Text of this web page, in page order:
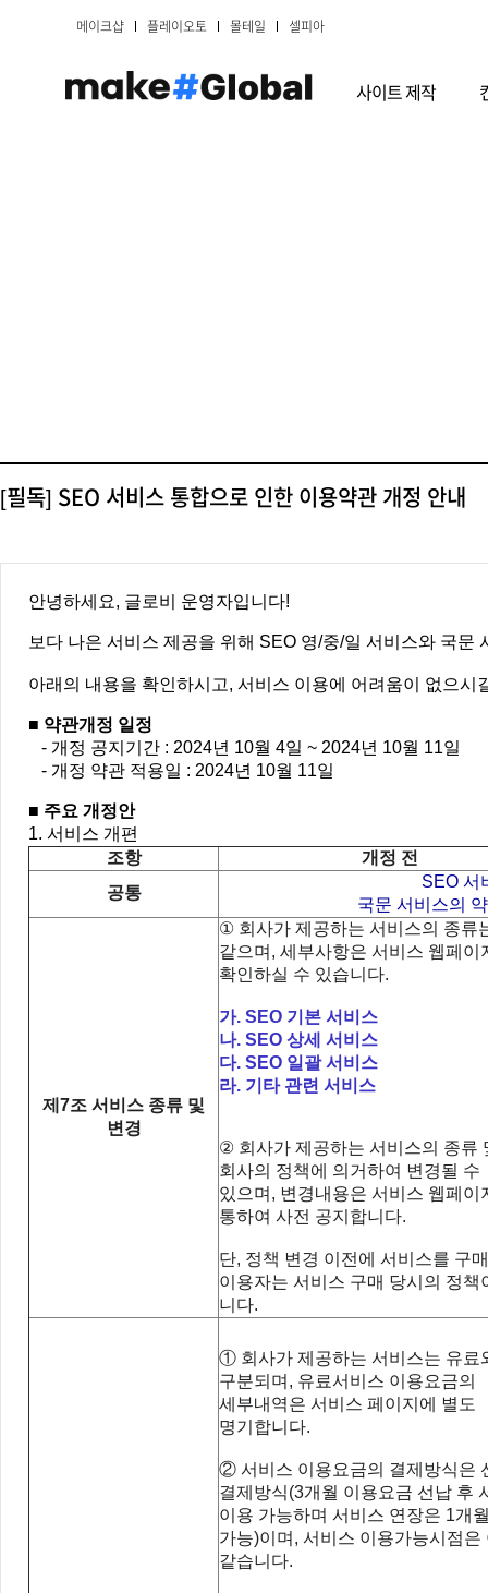
메이크샵 플레이오토 몰테일 셀피아
사이트 제작
[필독] SEO 서비스 통합으로 인한 이용약관 개정 안내
안녕하세요, 글로비 운영자입니다!
보다 나은 서비스 제공을 위해 SEO 영/중/일 서비스와 국
아래의 내용을 확인하시고, 서비스 이용에 어려움이 없으시
■ 약관개정 일정
- 개정 공지기간 : 2024년 10월 4일 ~ 2024년 10월 11일
- 개정 약관 적용일 : 2024년 10월 11일
■ 주요 개정안
1. 서비스 개편
조항
개정 전
공통
SEO 서
국문 서비스의
제7조 서비스 종류 및
변경
① 회사가 제공하는 서비스의 종류
같으며 , 세부사항은 서비스 웹페이
확인하실 수 있습니다.
가. SEO 기본 서비스
나. SEO 상세 서비스
다. SEO 일괄서비스
라. 기타 관련 서비스
② 회사가 제공하는 서비스의 종류
회사의 정책에 의거하여 변경될 수
있으며 , 변경내용은 서비스 웹페이
통하여 사전 공지합니다.
단, 정책 변경 이전에 서비스를 구
이용자는 서비스 구매 당시의 정책
니다.
① 회사가 제공하는 서비스는 유료
구분되며 , 유료서비스 이용요금의
세부내역은 서비스 페이지에 별도
명기합니다.
② 서비스 이용요금의 결제방식은
결제방식(3개월 이용요금 선납 후
이용 가능하며 서비스 연장은 1개
가능)이며 , 서비스 이용가능시점은
같습니다.